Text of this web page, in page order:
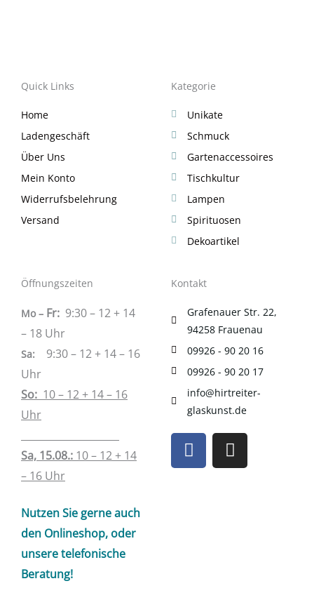
Quick Links
Home
Ladengeschäft
Über Uns
Mein Konto
Widerrufsbelehrung
Versand
Kategorie
Unikate
Schmuck
Gartenaccessoires
Tischkultur
Lampen
Spirituosen
Dekoartikel
Öffnungszeiten
Mo – Fr: 9:30 – 12 + 14
– 18 Uhr
Sa: 9:30 – 12 + 14 – 16
Uhr
So: 10 – 12 + 14 – 16
Uhr
Sa, 15.08.: 10 – 12 + 14
– 16 Uhr
Nutzen Sie gerne auch
den Onlineshop, oder
unsere telefonische
Beratung!
Kontakt
Grafenauer Str. 22,
94258 Frauenau
09926 - 90 20 16
09926 - 90 20 17
info@hirtreiter-
glaskunst.de
F
a
c
I
n
s